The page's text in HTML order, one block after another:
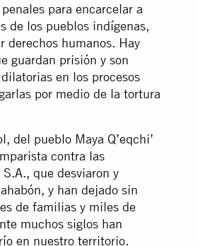
para encarcelar a
de los pueblos indígenas,
derechos humanos. Hay
guardan prisión y son
en los procesos
por medio de la tortura
del pueblo Maya Q’eqchi’
contra las
que desviaron y
y han dejado sin
de familias y miles de
muchos siglos han
en nuestro territorio.